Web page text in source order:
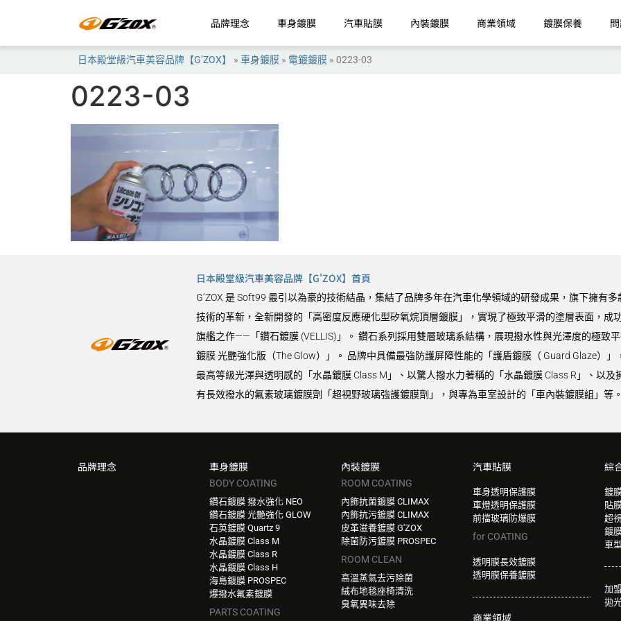
品牌理念 車身鍍膜 汽車貼膜 內裝鍍膜 商業領域 鍍膜保養
日本殿堂級汽車美容品牌【G’ZOX】 » 車身鍍膜 » 電鍍鍍膜 » 0223-03
0223-03
日本殿堂級汽車美容品牌【G'ZOX】首頁
G’ZOX 是 Soft99 最引以為豪的技術結晶，集結了品牌多年在汽車化學領域的研發成果，旗下擁有
技術的革新，全新開發的「高密度反應硬化型矽氧烷頂層鍍膜」，實現了極致平滑的塗層表面，成
旗艦之作——「鑽石鍍膜 (VELLIS)」。 鑽石系列採用雙層玻璃系結構，展現撥水性與光澤度的極致
鍍膜 光艷強化版（The Glow）」。 品牌中具備最強防護屏障性能的「護盾鍍膜（ Guard Glaze）
最高等級光澤與透明感的「水晶鍍膜 Class M」、以驚人撥水力著稱的「水晶鍍膜 Class R」、以
有長效撥水的氟素玻璃鍍膜劑「超視野玻璃強護鍍膜劑」，與專為車室設計的「車內裝鍍膜組」等
品牌理念 車身鍍膜
BODY COATING
鑽石鍍膜 撥水強化 NEO
鑽石鍍膜 光艷強化 GLOW
石英鍍膜 Quartz 9
水晶鍍膜 Class M
水晶鍍膜 Class R
水晶鍍膜 Class H
海島鍍膜 PROSPEC
爆撥水氟素鍍膜
PARTS COATING
內裝鍍膜
ROOM COATING
內飾抗菌鍍膜 CLIMAX
內飾抗污鍍膜 CLIMAX
皮革滋養鍍膜 G'ZOX
除菌防污鍍膜 PROSPEC
ROOM CLEAN
高溫蒸氣去污除菌
絨布地毯座椅清洗
臭氧異味去除
汽車貼膜
車身透明保護膜
車燈透明保護膜
前擋玻璃防爆膜
for COATING
透明膜長效鍍膜
透明膜保養鍍膜
商業領域
綜
鍍
貼
超
鍍
車
加
拋